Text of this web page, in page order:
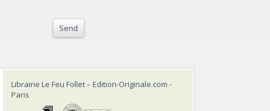
Send
Librairie Le Feu Follet – Edition-Originale.com -
Paris